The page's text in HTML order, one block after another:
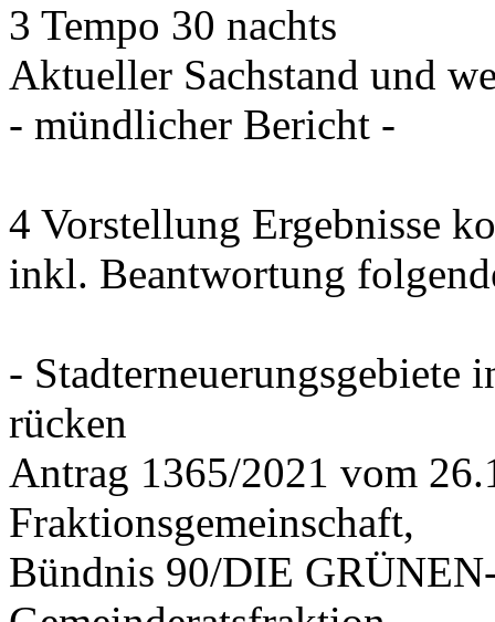
3 Tempo 30 nachts
Aktueller Sachstand und
- mündlicher Bericht -
4 Vorstellung Ergebnisse
inkl. Beantwortung
- Stadterneuerungsgebiete
rücken
Antrag 1365/2021 vom
Fraktionsgemeinschaft,
Bündnis 90/DIE